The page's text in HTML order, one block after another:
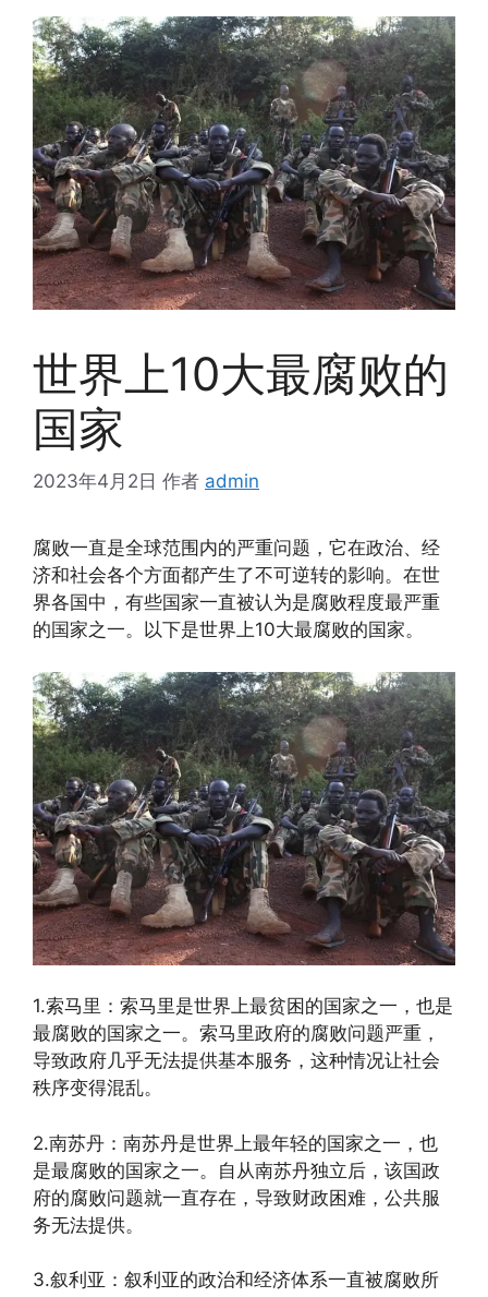
世界上10大最腐败的
国家
2023年4月2日 作者 admin
腐败一直是全球范围内的严重问题，它在政治、经
济和社会各个方面都产生了不可逆转的影响。在世
界各国中，有些国家一直被认为是腐败程度最严重
的国家之一。以下是世界上10大最腐败的国家。
1.索马里：索马里是世界上最贫困的国家之一，也是
最腐败的国家之一。索马里政府的腐败问题严重，
导致政府几乎无法提供基本服务，这种情况让社会
秩序变得混乱。
2.南苏丹：南苏丹是世界上最年轻的国家之一，也
是最腐败的国家之一。自从南苏丹独立后，该国政
府的腐败问题就一直存在，导致财政困难，公共服
务无法提供。
3.叙利亚：叙利亚的政治和经济体系一直被腐败所